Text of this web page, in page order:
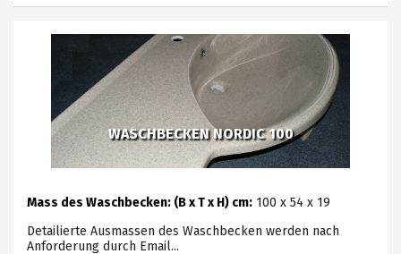
WASCHBECKEN NORDIC 100
Mass des Waschbecken: (B x T x H) cm: 100 x 54 x 19
Detailierte Ausmassen des Waschbecken werden nach
Anforderung durch Email...